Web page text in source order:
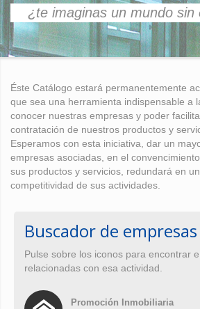
¿te imaginas un mundo sin
Éste Catálogo estará permanentemente
que sea una herramienta indispensable a
conocer nuestras empresas y poder
contratación de nuestros productos y
Esperamos con esta iniciativa, dar un
empresas asociadas, en el
sus productos y servicios, redundará en
competitividad de sus actividades.
Buscador de empresas
Pulse sobre los iconos para encontrar
relacionadas con esa actividad.
Promoción Inmobiliaria